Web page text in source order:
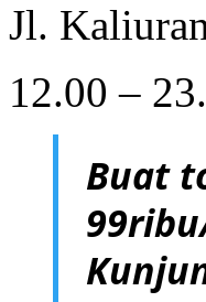
Jl.
12.00 –
Buat